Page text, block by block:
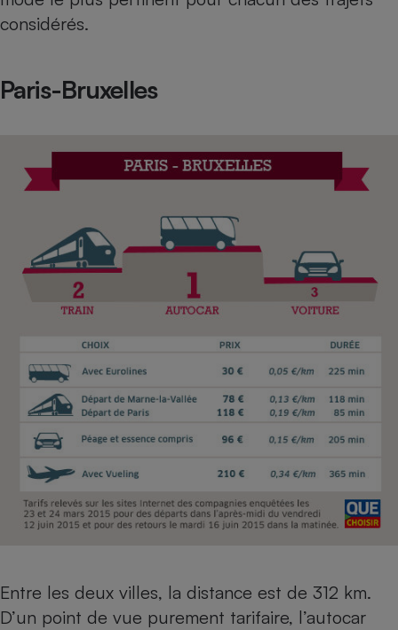
considérés.
Paris-Bruxelles
Entre les deux villes, la distance est de 312 km.
D’un point de vue purement tarifaire, l’autocar
Cafetière à expressos
Climatiseur -